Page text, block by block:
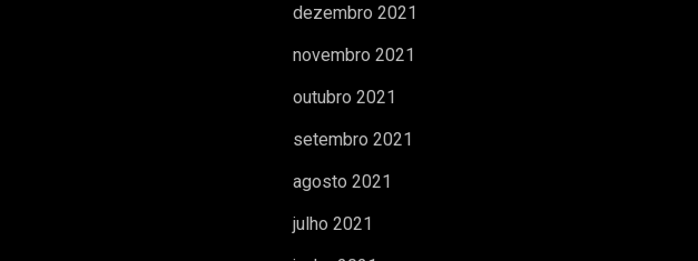
dezembro 2021
novembro 2021
outubro 2021
setembro 2021
agosto 2021
julho 2021